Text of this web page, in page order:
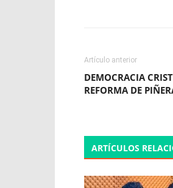
Artículo anterior
DEMOCRACIA
REFORMA DE
ARTÍCULOS